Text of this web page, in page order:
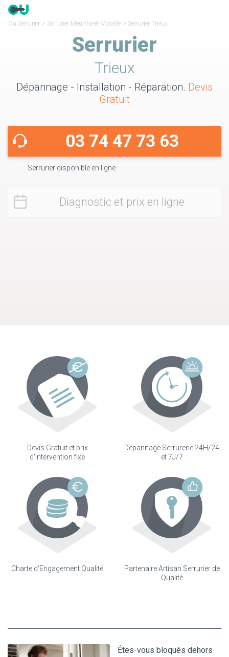
Ou Serrurier > Serrurier Meurthe-et-Moselle > Serrurier Trieux
Serrurier
Trieux
Dépannage - Installation - Réparation. Devis
Gratuit
03 74 47 73 63
Serrurier disponible en ligne
Diagnostic et prix en ligne
Devis Gratuit et prix
d'intervention fixe
Dépannage Serrurerie 24H/24
et 7J/7
Charte d'Engagement Qualité
Partenaire Artisan Serrurier de
Qualité
Êtes-vous bloqués dehors